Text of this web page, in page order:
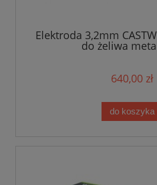
Elektroda 3,2mm
do żeliwa
640,00 zł
do koszyka